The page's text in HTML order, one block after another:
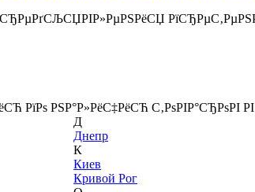
РїРѕ РЅР°Р»РёС‡РёСЋ С‚РѕРІР°СЂРѕРІ
Д
Днепр
К
Киев
Кривой Рог